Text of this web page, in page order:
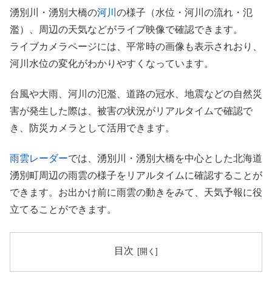
湧別川・湧別大橋の河川 の様子（水位・河川の流れ・氾
濫）、周辺の天気などがライブ映像で確認できます。
ライブカメラページには、平常時の画像も表示されおり、
河川水位の変化がわかりやすくなっています。
台風や大雨、河川の氾濫、道路の冠水、地震などの自然災
害が発生した際は、被害の状況がリアルタイムで確認で
き、防災カメラとして活用できます。
雨雲レーダーでは、湧別川・湧別大橋を中心とした北海道
湧別町周辺の雨雲の様子をリアルタイムに確認することが
できます。お出かけ前に雨雲の動きをみて、天気予報に役
立てることができます。
目次